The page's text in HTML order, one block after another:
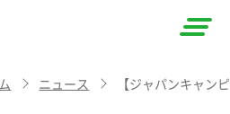
ニュース 【ジャパンキャン